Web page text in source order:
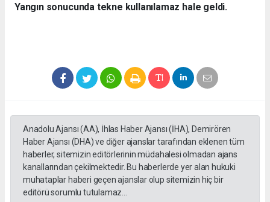
Yangın sonucunda tekne kullanılamaz hale geldi.
Anadolu Ajansı (AA), İhlas Haber Ajansı (İHA), Demirören
Haber Ajansı (DHA) ve diğer ajanslar tarafından eklenen tüm
haberler, sitemizin editörlerinin müdahalesi olmadan ajans
kanallarından çekilmektedir. Bu haberlerde yer alan hukuki
muhataplar haberi geçen ajanslar olup sitemizin hiç bir
editörü sorumlu tutulamaz...